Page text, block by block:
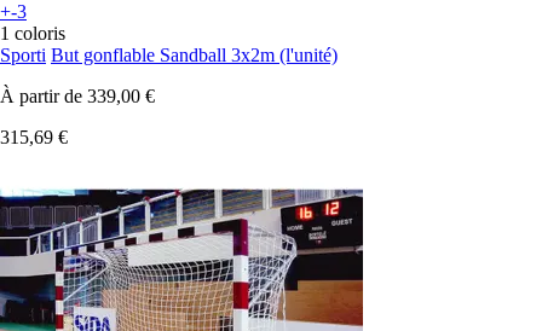
+-3
1 coloris
Sporti But gonflable Sandball 3x2m (l'unité)
À partir de 339,00 €
315,69 €